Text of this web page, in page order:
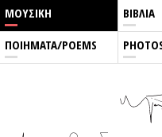
ΜΟΥΣΙΚΗ ΒΙΒΛΙΑ
ΠΟΙΗΜΑΤΑ/POEMS